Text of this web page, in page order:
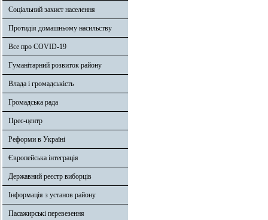
Соціальний захист населення
Протидія домашньому насильству
Все про COVID-19
Гуманітарний розвиток району
Влада і громадськість
Громадська рада
Прес-центр
Реформи в Україні
Європейська інтеграція
Державний реєстр виборців
Інформація з установ району
Пасажирські перевезення